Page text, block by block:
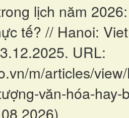
lịch năm
tế? // Hanoi:
URL:
m/articles/
văn-hóa-